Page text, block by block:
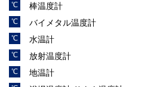
棒温度計
バイメタル温度計
水温計
放射温度計
地温計